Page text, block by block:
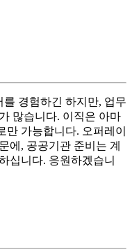
경험하긴 하지만, 업무
많습니다. 이직은 아마
가능합니다. 오퍼레이
에, 공공기관 준비는 계
십니다. 응원하겠습니